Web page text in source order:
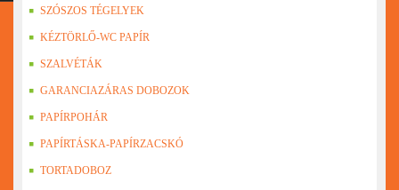
SZÓSZOS TÉGELYEK
KÉZTÖRLŐ-WC PAPÍR
SZALVÉTÁK
GARANCIAZÁRAS DOBOZOK
PAPÍRPOHÁR
PAPÍRTÁSKA-PAPÍRZACSKÓ
TORTADOBOZ